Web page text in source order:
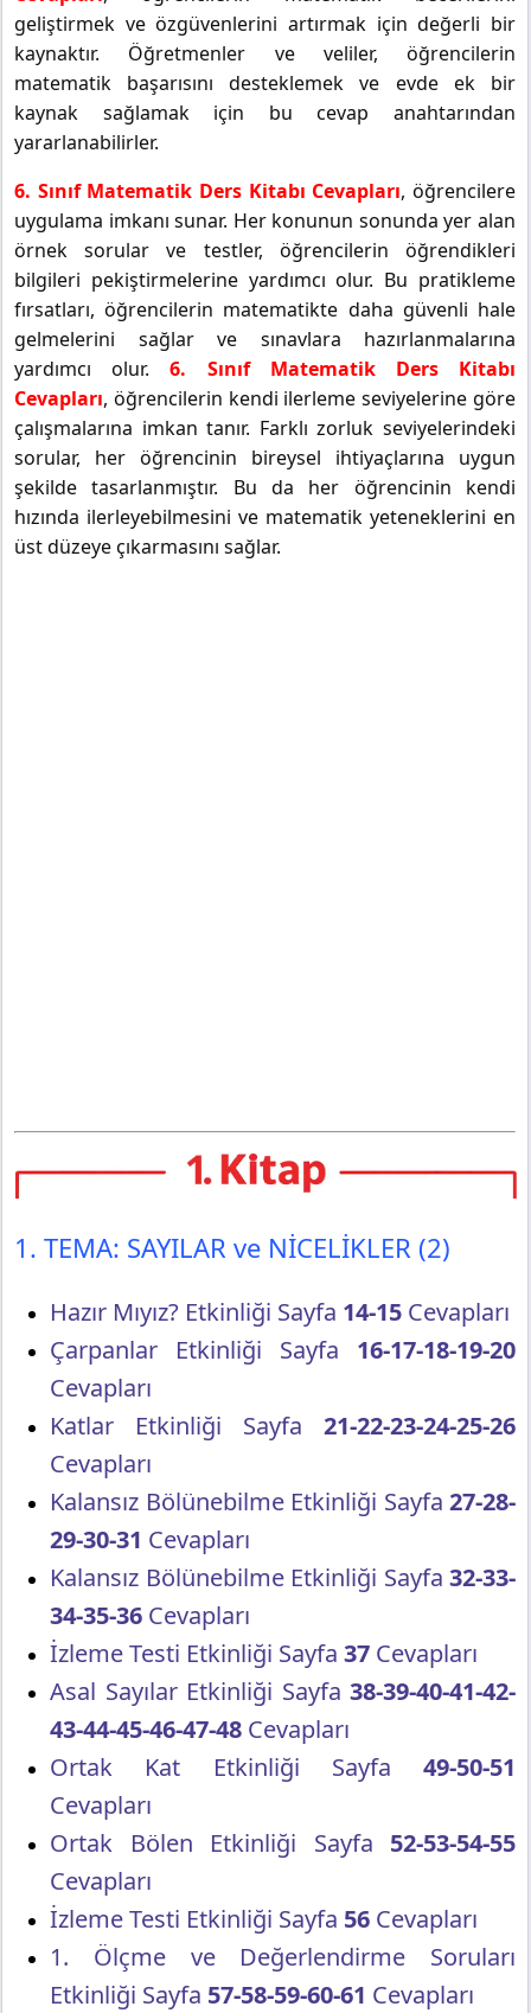
geliştirmek ve özgüvenlerini artırmak için değerli bir
kaynaktır. Öğretmenler ve veliler, öğrencilerin
matematik başarısını desteklemek ve evde ek bir
kaynak sağlamak için bu cevap anahtarından
yararlanabilirler.
6. Sınıf Matematik Ders Kitabı Cevapları, öğrencilere
uygulama imkanı sunar. Her konunun sonunda yer alan
örnek sorular ve testler, öğrencilerin öğrendikleri
bilgileri pekiştirmelerine yardımcı olur. Bu pratikleme
fırsatları, öğrencilerin matematikte daha güvenli hale
gelmelerini sağlar ve sınavlara hazırlanmalarına
yardımcı olur.6. Sınıf Matematik Ders Kitabı
Cevapları, öğrencilerin kendi ilerleme seviyelerine göre
çalışmalarına imkan tanır. Farklı zorluk seviyelerindeki
sorular, her öğrencinin bireysel ihtiyaçlarına uygun
şekilde tasarlanmıştır. Bu da her öğrencinin kendi
hızında ilerleyebilmesini ve matematik yeteneklerini en
üst düzeye çıkarmasını sağlar.
1. TEMA: SAYILAR ve NİCELİKLER (2)
Hazır Mıyız? Etkinliği Sayfa 14-15 Cevapları
Çarpanlar Etkinliği Sayfa 16-17-18-19-20
Cevapları
Katlar Etkinliği Sayfa 21-22-23-24-25-26
Cevapları
Kalansız Bölünebilme Etkinliği Sayfa 27-28-
29-30-31 Cevapları
Kalansız Bölünebilme Etkinliği Sayfa 32-33-
34-35-36 Cevapları
İzleme Testi Etkinliği Sayfa 37 Cevapları
Asal Sayılar Etkinliği Sayfa 38-39-40-41-42-
43-44-45-46-47-48 Cevapları
Ortak Kat Etkinliği Sayfa 49-50-51
Cevapları
Ortak Bölen Etkinliği Sayfa 52-53-54-55
Cevapları
İzleme Testi Etkinliği Sayfa 56 Cevapları
1. Ölçme ve Değerlendirme Soruları
Etkinliği Sayfa 57-58-59-60-61 Cevapları